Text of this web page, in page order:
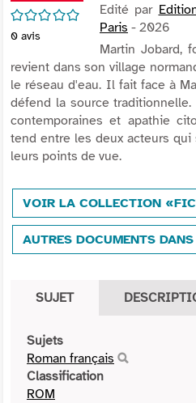
/5
0 avis
Edité par
Paris - 2026
Martin Jobard,
revient dans son village
le réseau d'eau. Il fait face à
défend la source traditionnelle.
contemporaines et apathie
tend entre les deux acteurs
leurs points de vue.
VOIR LA COLLECTION
AUTRES DOCUMENTS
SUJET
Sujets
Roman français
Classification
ROM